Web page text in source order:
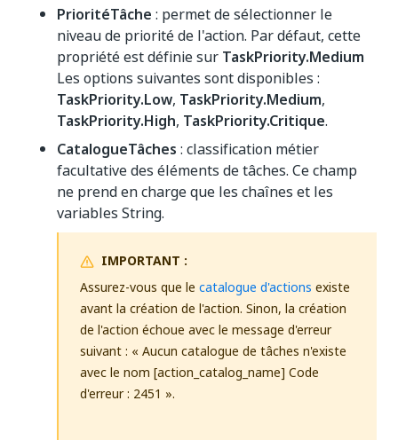
PrioritéTâche : permet de sélectionner le
niveau de priorité de l'action. Par défaut, cette
propriété est définie sur TaskPriority.Medium
Les options suivantes sont disponibles :
TaskPriority.Low, TaskPriority.Medium,
TaskPriority.High, TaskPriority.Critique.
CatalogueTâches : classification métier
facultative des éléments de tâches. Ce champ
ne prend en charge que les chaînes et les
variables String.
IMPORTANT :
Assurez-vous que le catalogue d'actions existe
avant la création de l'action. Sinon, la création
de l'action échoue avec le message d'erreur
suivant : « Aucun catalogue de tâches n'existe
avec le nom [action_catalog_name] Code
d'erreur : 2451 ».